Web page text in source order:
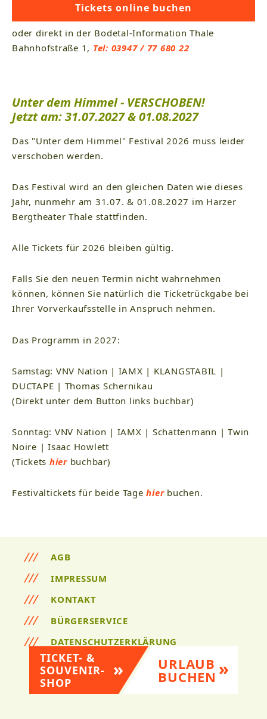
TICKET- &
SOUVENIR-
SHOP
URLAUB
BUCHEN
Tickets online buchen
oder direkt in der Bodetal-Information Thale
Bahnhofstraße 1, Tel: 03947 / 77 680 22
Unter dem Himmel - VERSCHOBEN!
Jetzt am: 31.07.2027 & 01.08.2027
Das "Unter dem Himmel" Festival 2026 muss leider
verschoben werden.
Das Festival wird an den gleichen Daten wie dieses
Jahr, nunmehr am 31.07. & 01.08.2027 im Harzer
Bergtheater Thale stattfinden.
Alle Tickets für 2026 bleiben gültig.
Falls Sie den neuen Termin nicht wahrnehmen
können, können Sie natürlich die Ticketrückgabe bei
Ihrer Vorverkaufsstelle in Anspruch nehmen.
Das Programm in 2027:
Samstag: VNV Nation | IAMX | KLANGSTABIL |
DUCTAPE | Thomas Schernikau
(Direkt unter dem Button links buchbar)
Sonntag: VNV Nation | IAMX | Schattenmann | Twin
Noire | Isaac Howlett
(Tickets hier buchbar)
Festivaltickets für beide Tagehier buchen.
AGB
IMPRESSUM
KONTAKT
BÜRGERSERVICE
DATENSCHUTZERKLÄRUNG